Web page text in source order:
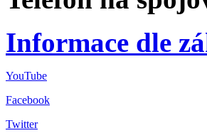
Informace dle
YouTube
Facebook
Twitter